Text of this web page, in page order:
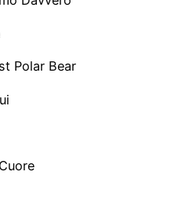
Polar Bear